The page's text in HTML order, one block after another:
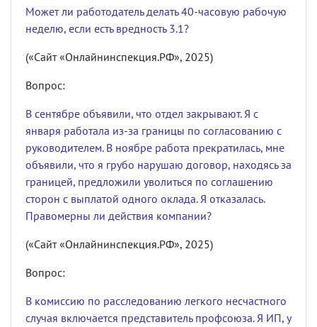
Может ли работодатель делать 40-часовую рабочую
неделю, если есть вредность 3.1?
(«Сайт «Онлайнинспекция.РФ», 2025)
Вопрос:
В сентябре объявили, что отдел закрывают. Я с
января работала из-за границы по согласованию с
руководителем. В ноябре работа прекратилась, мне
объявили, что я грубо нарушаю договор, находясь за
границей, предложили уволиться по соглашению
сторон с выплатой одного оклада. Я отказалась.
Правомерны ли действия компании?
(«Сайт «Онлайнинспекция.РФ», 2025)
Вопрос:
В комиссию по расследованию легкого несчастного
случая включается представитель профсоюза. Я ИП, у